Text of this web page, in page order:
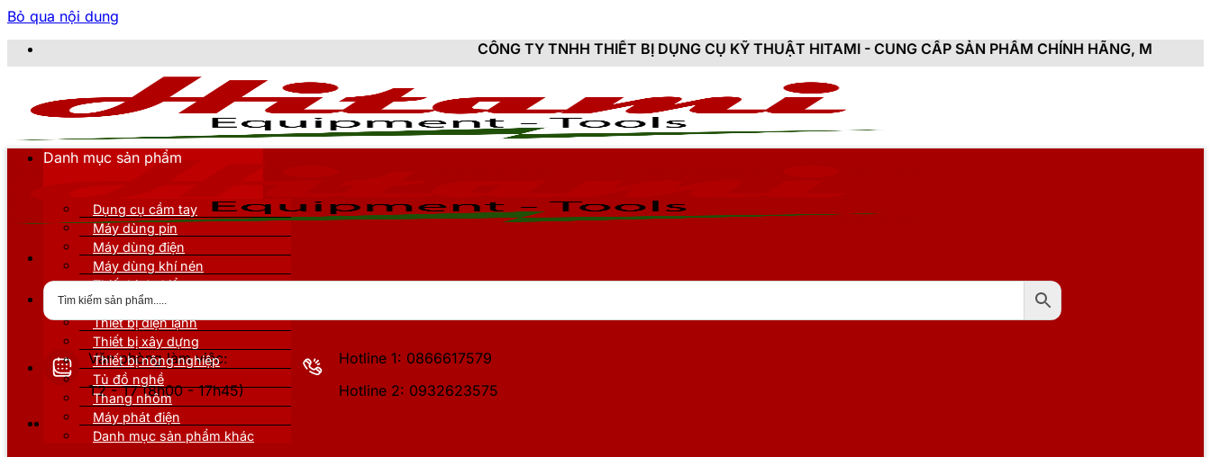
Bỏ qua nội dung
CÔNG TY TNHH THIẾT BỊ DỤNG CỤ KỸ THUẬT HITAMI - CUNG CẤP SẢN PHẨM CHÍNH HÃNG, MỚI 100%, ĐẦY ĐỦ
Văn phòng làm việc:
T2 - T7 (8h00 - 17h45)
Hotline 1: 0866617579
Hotline 2: 0932623575
Danh mục sản phẩm
Dụng cụ cầm tay
Máy dùng pin
Máy dùng điện
Máy dùng khí nén
Thiết bị đo kiểm
Thiết bị nâng đỡ
Thiết bị điện lạnh
Thiết bị xây dựng
Thiết bị nông nghiệp
Tủ đồ nghề
Thang nhôm
Máy phát điện
Danh mục sản phẩm khác